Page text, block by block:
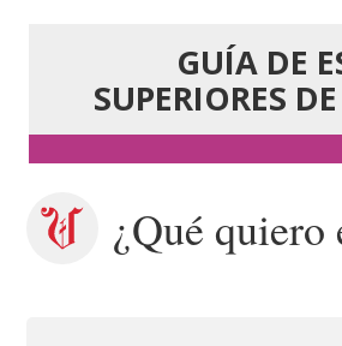
GUÍA DE
SUPERIORES
¿Qué quiero